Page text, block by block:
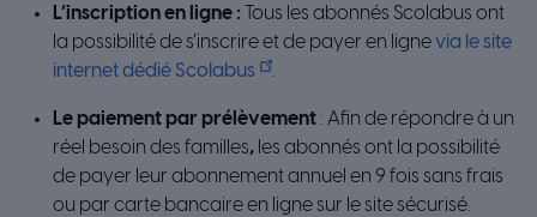
L’inscription en ligne : Tous les abonnés Scolabus ont
la possibilité de s’inscrire et de payer en lignevia le site
internet dédié Scolabus
.
Le paiement par prélèvement : Afin de répondre à un
réel besoin des familles, les abonnés ont la possibilité
de payer leur abonnement annuel en 9 fois sans frais
ou par carte bancaire en ligne sur le site sécurisé.